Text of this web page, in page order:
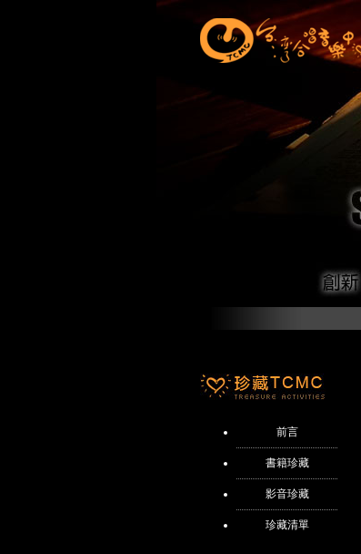
前言
書籍珍藏
影音珍藏
珍藏清單